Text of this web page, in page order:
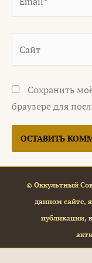
Сохранить
браузере для
© Оккультный
данном сайте,
публикации,